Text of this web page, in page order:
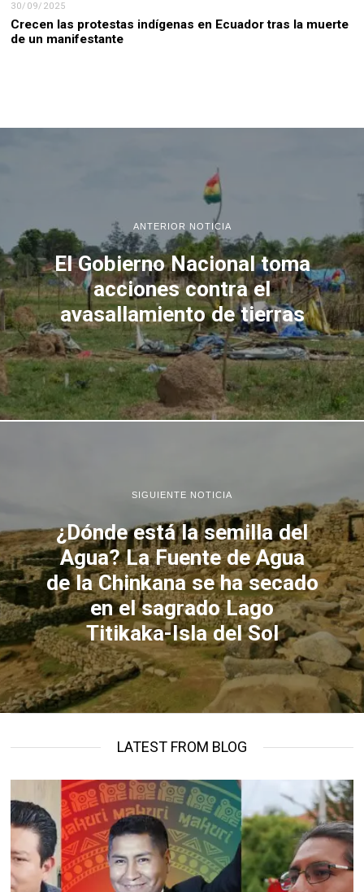
30/09/2025
Crecen las protestas indígenas en Ecuador tras la muerte
de un manifestante
ANTERIOR NOTICIA
El Gobierno Nacional toma
acciones contra el
avasallamiento de tierras
SIGUIENTE NOTICIA
¿Dónde está la semilla del
Agua? La Fuente de Agua
de la Chinkana se ha secado
en el sagrado Lago
Titikaka-Isla del Sol
LATEST FROM BLOG